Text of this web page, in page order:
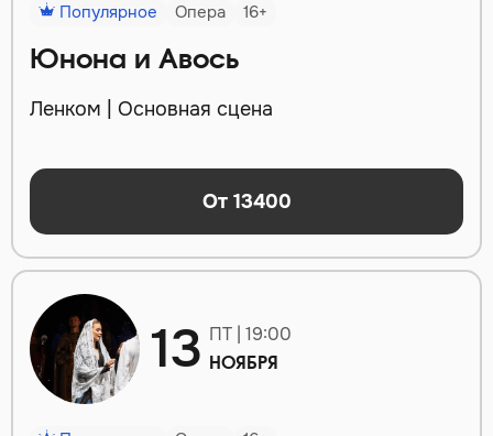
Популярное Опера 16+
Юнона и Авось
Ленком | Основная сцена
От 13400
13 ПТ | 19:00
НОЯБРЯ